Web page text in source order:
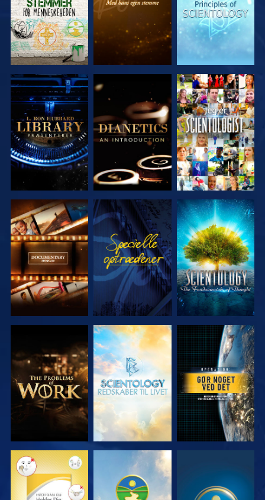
UDFORSK
SERIEN
UDFORSK
SERIEN
SE
UDFORSK
SERIEN
SE
UDFORSK
SERIEN
UDFORSK
SERIEN
UDFORSK
SERIEN
SE
SE SE SE